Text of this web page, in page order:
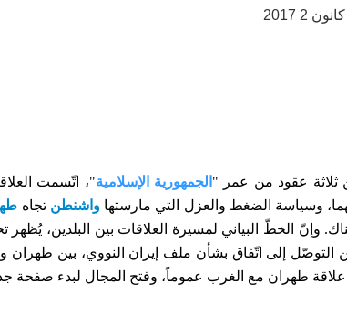
عقود من عمر " الجمهورية الإسلامية"، اتّسمت
وسياسة الضغط والعزل التي مارستهاواشنطنتجاه
وإنّ الخطّ البياني لمسيرة العلاقات بين البلدين،
عن التوصّل إلى اتّفاق بشأن ملف إيران النووي، بين
طهران مع الغرب عموماً، وفتح المجال لبدء صفحة